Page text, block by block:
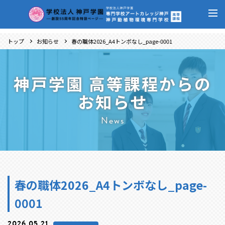
トップ お知らせ 春の職体2026_A4トンボなし_page-0001
神戸学園 高等課程からの
お知らせ
News
春の職体2026_A4トンボなし_page-
0001